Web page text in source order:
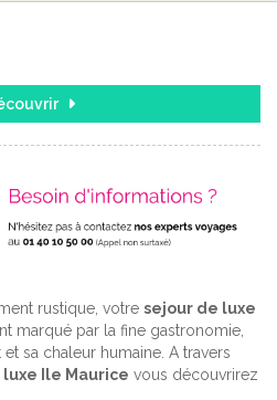
rustique, votre sejour de luxe
marqué par la fine gastronomie,
sa chaleur humaine. A travers
Ile Maurice vous découvrirez